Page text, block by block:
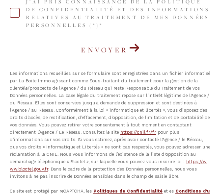
J'AI PRIS CONNAISSANCE DE LA POLITIQUE
DE CONFIDENTIALITÉ ET DES INFORMATIONS
RELATIVES AU TRAITEMENT DE MES DONNÉES
PERSONNELLES (*)*
ENVOYER
Les informations recueillies sur ce formulaire sont enregistrées dans un fichier informatisé
par La Boite Immo agissant comme Sous-traitant du traitement pour la gestion de la
clientèle/prospects de l'Agence / du Réseau qui reste Responsable du Traitement de vos
Données personnelles. La base légale du traitement repose sur l'intérêt légitime de l'Agence /
du Réseau. Elles sont conservées jusqu'à demande de suppression et sont destinées à
l'Agence / au Réseau. Conformément à la loi « informatique et libertés », vous disposez des
droits d’accès, de rectification, d’effacement, d’opposition, de limitation et de portabilité de
vos données. Vous pouvez retirer votre consentement à tout moment en contactant
directement l’Agence / Le Réseau. Consultez le site https://cnil.fr/fr pour plus
d’informations sur vos droits. Si vous estimez, après avoir contacté l'Agence / le Réseau,
que vos droits « Informatique et Libertés » ne sont pas respectés, vous pouvez adresser une
réclamation à la CNIL. Nous vous informons de l’existence de la liste d'opposition au
démarchage téléphonique « Bloctel », sur laquelle vous pouvez vous inscrire ici : https://w
ww.bloctel.gouv.fr. Dans le cadre de la protection des Données personnelles, nous vous
invitons à ne pas inscrire de Données sensibles dans le champ de saisie libre.
Ce site est protégé par reCAPTCHA, les Politiques de Confidentialité et es Conditions d'u